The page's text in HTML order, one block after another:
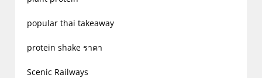
popular thai takeaway
protein shake ราคา
Scenic Railways